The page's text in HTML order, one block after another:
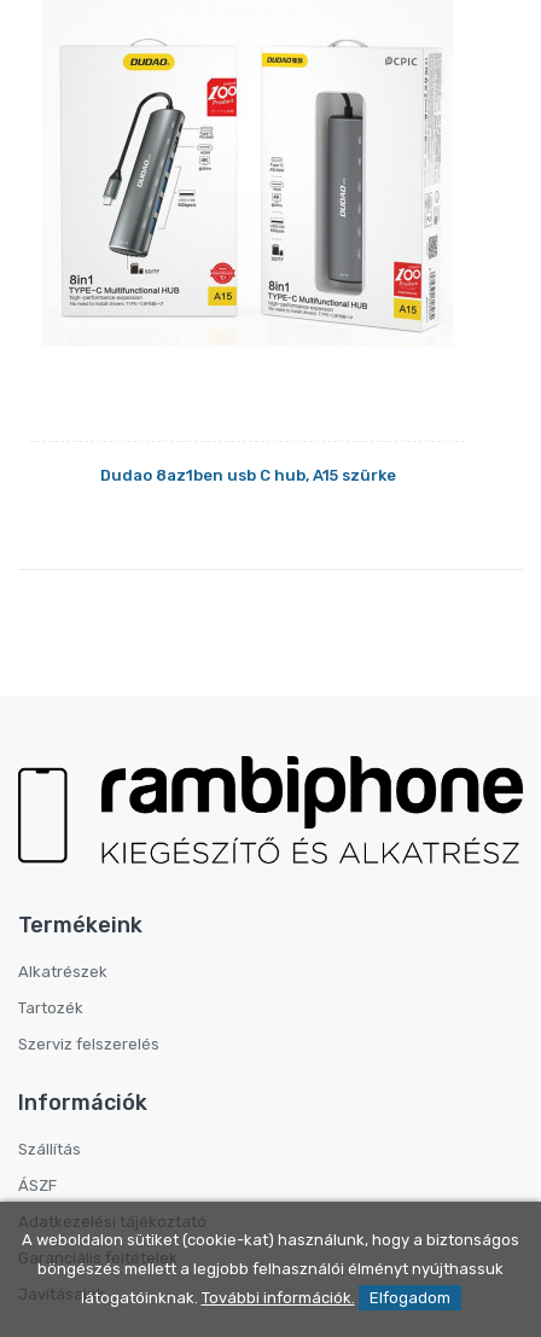
Dudao 8az1ben usb C hub, A15 szürke
Termékeink
Alkatrészek
Tartozék
Szerviz felszerelés
Információk
Szállítás
ÁSZF
Adatkezelési tájékoztató
Garanciális feltételek
Javításaink
A weboldalon sütiket (cookie-kat) használunk, hogy a biztonságos
böngészés mellett a legjobb felhasználói élményt nyújthassuk
látogatóinknak. További információk. Elfogadom